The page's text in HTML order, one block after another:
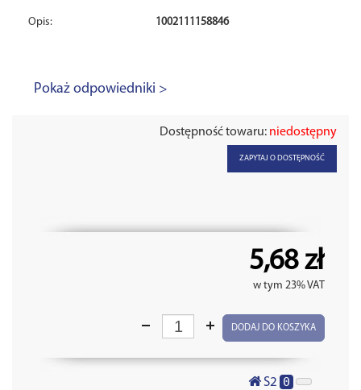
Opis: 1002111158846
Pokaż odpowiedniki >
Dostępność towaru: niedostępny
ZAPYTAJ O DOSTĘPNOŚĆ
5,68 zł
w tym 23% VAT
DODAJ DO KOSZYKA
S2 0